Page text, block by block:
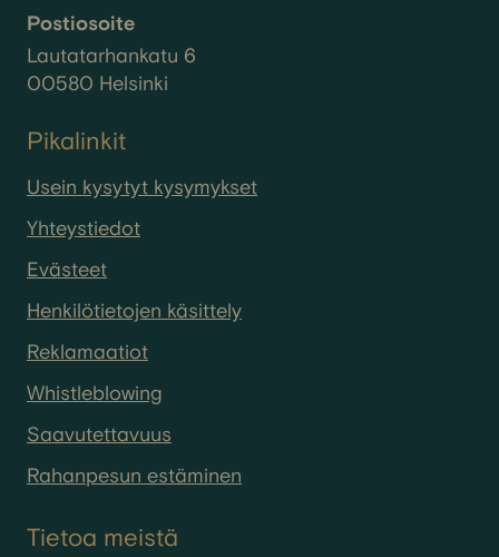
Postiosoite
Lautatarhankatu 6
00580 Helsinki
Pikalinkit
Usein kysytyt kysymykset
Yhteystiedot
Evästeet
Henkilötietojen käsittely
Reklamaatiot
Whistleblowing
Saavutettavuus
Rahanpesun estäminen
Tietoa meistä